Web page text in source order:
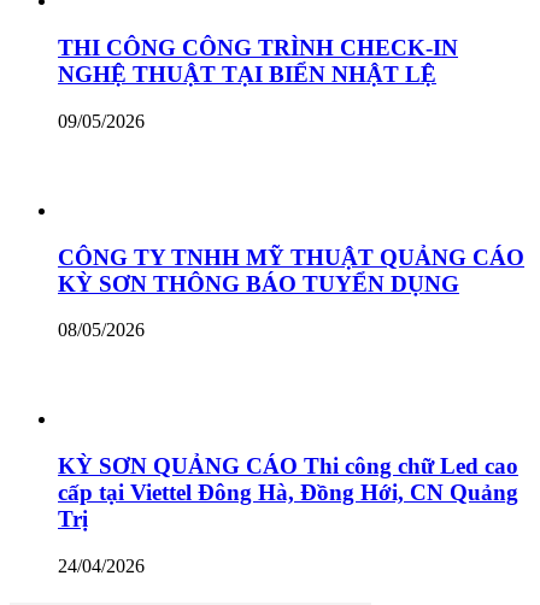
THI CÔNG CÔNG TRÌNH CHECK-IN
NGHỆ THUẬT TẠI BIỂN NHẬT LỆ
09/05/2026
CÔNG TY TNHH MỸ THUẬT QUẢNG CÁO
KỲ SƠN THÔNG BÁO TUYỂN DỤNG
08/05/2026
KỲ SƠN QUẢNG CÁO Thi công chữ Led cao
cấp tại Viettel Đông Hà, Đồng Hới, CN Quảng
Trị
24/04/2026